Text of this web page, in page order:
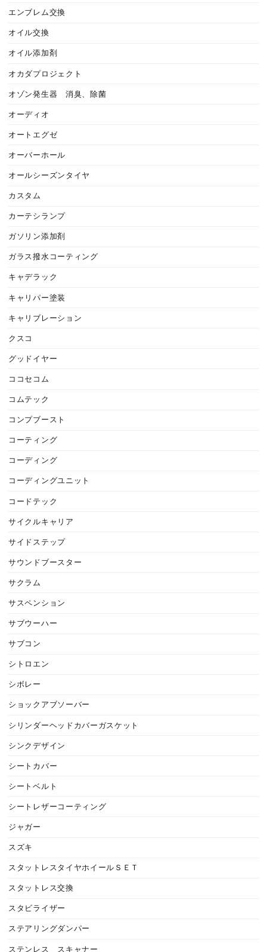
エンブレム交換
オイル交換
オイル添加剤
オカダプロジェクト
オゾン発生器 消臭、除菌
オーディオ
オートエグゼ
オーバーホール
オールシーズンタイヤ
カスタム
カーテシランプ
ガソリン添加剤
ガラス撥水コーティング
キャデラック
キャリパー塗装
キャリブレーション
クスコ
グッドイヤー
ココセコム
コムテック
コンプブースト
コーティング
コーディング
コーディングユニット
コードテック
サイクルキャリア
サイドステップ
サウンドブースター
サクラム
サスペンション
サブウーハー
サブコン
シトロエン
シボレー
ショックアブソーバー
シリンダーヘッドカバーガスケット
シンクデザイン
シートカバー
シートベルト
シートレザーコーティング
ジャガー
スズキ
スタットレスタイヤホイールＳＥＴ
スタットレス交換
スタビライザー
ステアリングダンパー
ステンレス スキャナー